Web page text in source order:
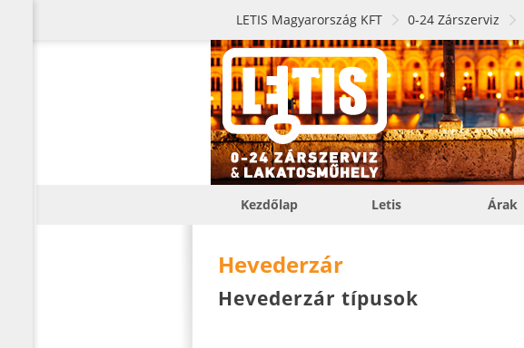
LETIS Magyarország KFT 0-24 Zárszerviz
Kezdőlap Letis Árak
Hevederzár
Hevederzár típusok